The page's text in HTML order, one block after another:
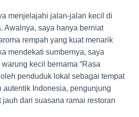
menjelajahi jalan-jalan kecil di
Awalnya, saya hanya berniat
rempah yang kuat menarik
mendekati sumbernya, saya
kecil bernama “Rasa
penduduk lokal sebagai tempat
autentik Indonesia, pengunjung
dari suasana ramai restoran